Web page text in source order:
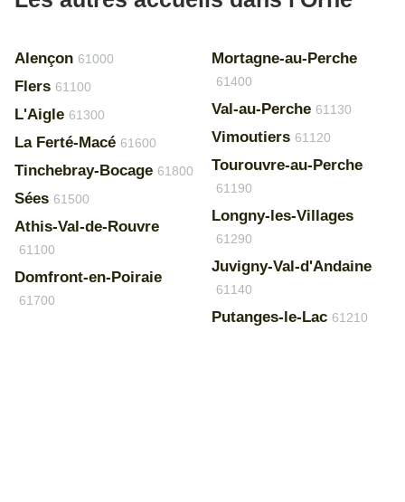
Alençon 61000
Flers 61100
L'Aigle 61300
La Ferté-Macé 61600
Tinchebray-Bocage 61800
Sées 61500
Athis-Val-de-Rouvre
61100
Domfront-en-Poiraie
61700
Mortagne-au-Perche
61400
Val-au-Perche 61130
Vimoutiers 61120
Tourouvre-au-Perche
61190
Longny-les-Villages
61290
Juvigny-Val-d'Andaine
61140
Putanges-le-Lac 61210